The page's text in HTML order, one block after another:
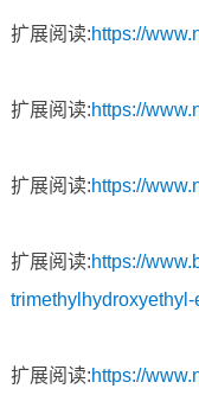
扩展阅读:https://
扩展阅读:https://
扩展阅读:https://
扩展阅读:https://
扩展阅读:https://